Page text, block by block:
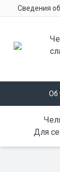
Сведения
Об
Для